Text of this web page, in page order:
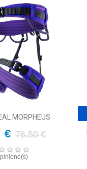
MORPHEUS
€ 76,50 €